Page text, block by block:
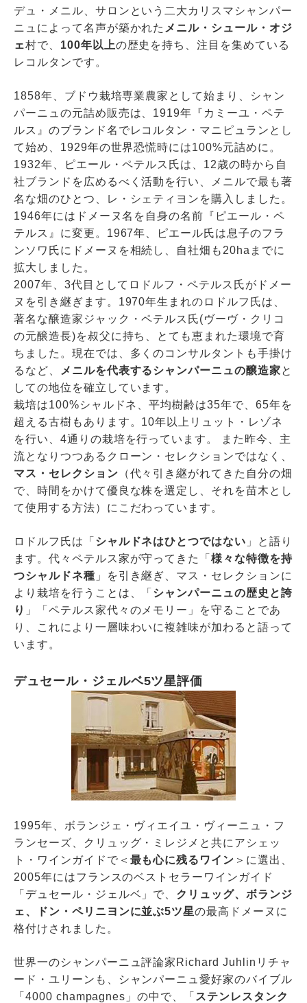
デュ・メニル、サロンという二大カリスマシャンパー
ニュによって名声が築かれた メニル・シュール・オジ
ェ村で、 100年以上の歴史を持ち、注目を集めている
レコルタンです。
1858年、ブドウ栽培専業農家として始まり、シャン
パーニュの元詰め販売は、1919年『カミーユ・ペテ
ルス』のブランド名でレコルタン・マニピュランとし
て始め、1929年の世界恐慌時には100%元詰めに。
1932年、ピエール・ペテルス氏は、12歳の時から自
社ブランドを広めるべく活動を行い、メニルで最も著
名な畑のひとつ、レ・シェティヨンを購入しました。
1946年にはドメーヌ名を自身の名前『ピエール・ペ
テルス』に変更。1967年、ピエール氏は息子のフラ
ンソワ氏にドメーヌを相続し、自社畑も20haまでに
拡大しました。
2007年、3代目としてロドルフ・ペテルス氏がドメー
ヌを引き継ぎます。1970年生まれのロドルフ氏は、
著名な醸造家ジャック・ペテルス氏(ヴーヴ・クリコ
の元醸造長)を叔父に持ち、とても恵まれた環境で育
ちました。現在では、多くのコンサルタントも手掛け
るなど、
メニルを代表するシャンパーニュの醸造家と
しての地位を確立しています。
栽培は100%シャルドネ、平均樹齢は35年で、65年を
超える古樹もあります。10年以上リュット・レゾネ
を行い、4通りの栽培を行っています。 また昨今、主
流となりつつあるクローン・セレクションではなく、
マス・セレクション （代々引き継がれてきた自分の畑
で、時間をかけて優良な株を選定し、それを苗木とし
て使用する方法）にこだわっています。
ロドルフ氏は「 シャルドネはひとつではない 」と語り
ます。代々ペテルス家が守ってきた「様々な特徴を持
つシャルドネ種 」を引き継ぎ、マス・セレクションに
より栽培を行うことは、「 シャンパーニュの歴史と誇
り 」「ペテルス家代々のメモリー」を守ることであ
り、これにより一層味わいに複雑味が加わると語って
います。
デュセール・ジェルベ5ツ星評価
1995年、ボランジェ・ヴィエイユ・ヴィーニュ・フ
ランセーズ、クリュッグ・ミレジメと共にアシェッ
ト・ワインガイドで＜ 最も心に残るワイン ＞に選出、
2005年にはフランスのベストセラーワインガイド
「デュセール・ジェルベ」で、 クリュッグ、ボランジ
ェ、ドン・ペリニヨンに並ぶ5ツ星の最高ドメーヌに
格付けされました。
世界一のシャンパーニュ評論家Richard Juhlinリチャ
ード・ユリーンも、シャンパーニュ愛好家のバイブル
「4000 champagnes」の中で、「 ステンレスタンク